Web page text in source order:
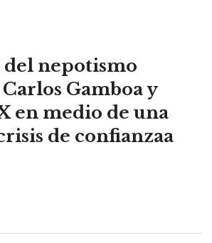
del nepotismo
Gamboa y
en medio de una
de confianzaa